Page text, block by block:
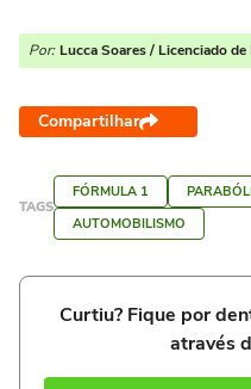
Por: Lucca Soares / Licenciado
Compartilhar
TAGS
FÓRMULA 1
AUTOMOBILISMO
Curtiu? Fique por
através